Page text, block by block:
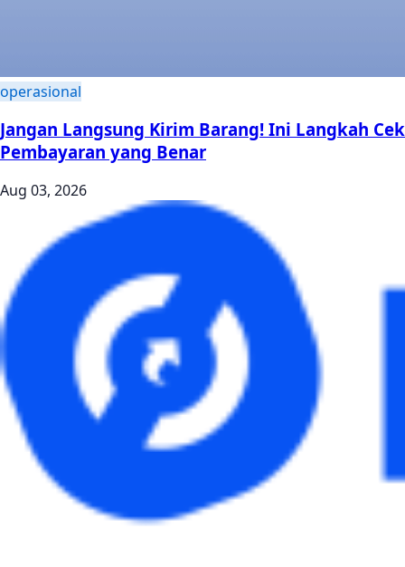
operasional
Jangan Langsung Kirim Barang! Ini Langkah Cek
Pembayaran yang Benar
Aug 03, 2026